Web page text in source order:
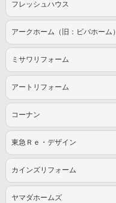
フレッシュハウス
アークホーム（旧：ビバホーム）
ミサワリフォーム
アートリフォーム
コーナン
東急Ｒｅ・デザイン
カインズリフォーム
ヤマダホームズ